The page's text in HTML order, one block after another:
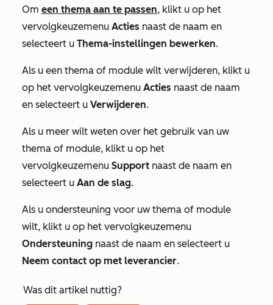
Om een thema aan te passen, klikt u op het
vervolgkeuzemenu Acties naast de naam en
selecteert u Thema-instellingen bewerken.
Als u een thema of module wilt verwijderen, klikt u
op het vervolgkeuzemenu Acties naast de naam
en selecteert u Verwijderen.
Als u meer wilt weten over het gebruik van uw
thema of module, klikt u op het
vervolgkeuzemenu Support naast de naam en
selecteert u Aan de slag.
Als u ondersteuning voor uw thema of module
wilt, klikt u op het vervolgkeuzemenu
Ondersteuning naast de naam en selecteert u
Neem contact op met leverancier.
Was dit artikel nuttig?